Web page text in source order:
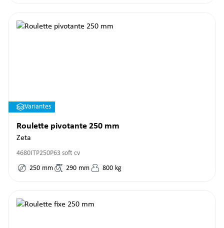
Variantes
Roulette pivotante 250 mm
Zeta
4680ITP250P63 soft cv
250 mm 290 mm 800 kg